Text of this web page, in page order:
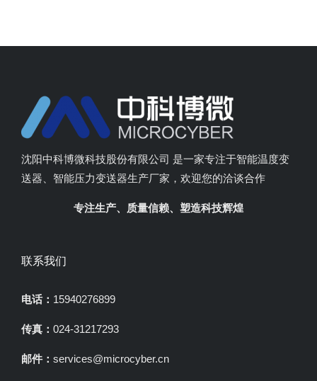
沈阳中科博微科技股份有限公司 是一家专注于智能温度变
送器、智能压力变送器生产厂家，欢迎您的洽谈合作
专注生产、质量信赖、塑造科技辉煌
联系我们
电话： 15940276899
传真： 024-31217293
邮件： services@microcyber.cn